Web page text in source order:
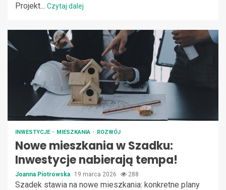
Projekt... Czytaj dalej
INWESTYCJE MIESZKANIA ROZWÓJ
Nowe mieszkania w Szadku:
Inwestycje nabierają tempa!
Joanna Piotrowska 19 marca 2026 288
Szadek stawia na nowe mieszkania: konkretne plany